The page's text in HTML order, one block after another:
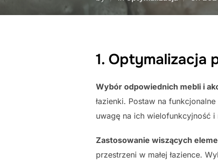
1. Optymalizacja
Wybór odpowiednich mebli i
łazienki. Postaw na
uwagę na ich wielofunkcyjność
Zastosowanie wiszących
przestrzeni w małej łazience.